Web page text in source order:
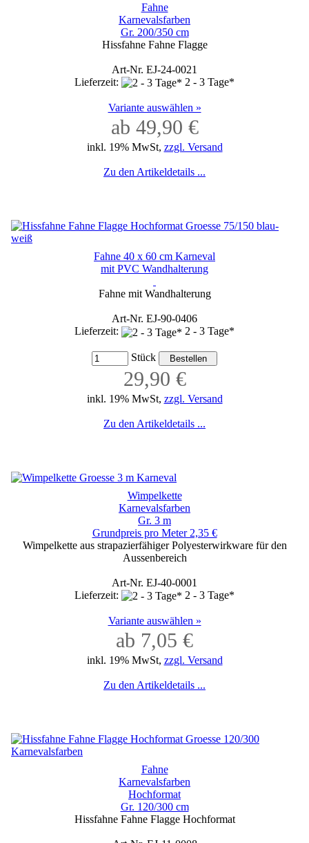
Fahne
Karnevalsfarben
Gr. 200/350 cm
Hissfahne Fahne Flagge
Art-Nr. EJ-24-0021
Lieferzeit:
2 - 3 Tage*
Variante auswählen »
ab 49,90 €
inkl. 19% MwSt, zzgl. Versand
Zu den Artikeldetails ...
Fahne 40 x 60 cm Karneval
mit PVC Wandhalterung
Fahne mit Wandhalterung
Art-Nr. EJ-90-0406
Lieferzeit:
2 - 3 Tage*
Stück
29,90 €
inkl. 19% MwSt, zzgl. Versand
Zu den Artikeldetails ...
Wimpelkette
Karnevalsfarben
Gr. 3 m
Grundpreis pro Meter 2,35 €
Wimpelkette aus strapazierfähiger Polyesterwirkware für den
Aussenbereich
Art-Nr. EJ-40-0001
Lieferzeit:
2 - 3 Tage*
Variante auswählen »
ab 7,05 €
inkl. 19% MwSt, zzgl. Versand
Zu den Artikeldetails ...
Fahne
Karnevalsfarben
Hochformat
Gr. 120/300 cm
Hissfahne Fahne Flagge Hochformat